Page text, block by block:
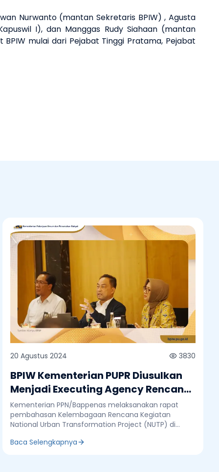
Nurwanto (mantan Sekretaris BPIW) , Agusta
I), dan Manggas Rudy Siahaan (mantan
mulai dari Pejabat Tinggi Pratama, Pejabat
20 Agustus 2024 3830
BPIW Kementerian PUPR Diusulkan
Menjadi Executing Agency Rencana
Kegiatan National Urban
Transformation Project
Kementerian PPN/Bappenas melaksanakan rapat
pembahasan Kelembagaan Rencana Kegiatan
National Urban Transformation Project (NUTP) di
Agustus 2024. Deputi Pengembangan Regional
Baca Selengkapnya